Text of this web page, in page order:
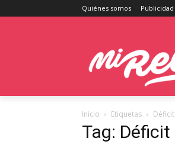
Quiénes somos Publicidad
Inicio Etiquetas Déficit
Tag: Déficit